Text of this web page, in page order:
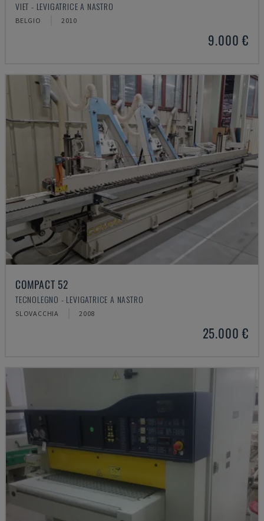
VIET - LEVIGATRICE A NASTRO
BELGIO 2010
9.000 €
COMPACT 52
TECNOLEGNO - LEVIGATRICE A NASTRO
SLOVACCHIA 2008
25.000 €